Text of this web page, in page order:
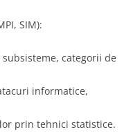
SIM):
categorii de
informatice,
prin tehnici statistice.